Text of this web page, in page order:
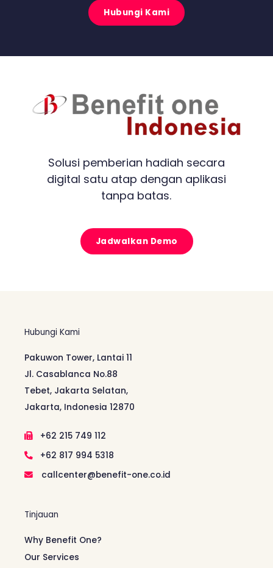
Hubungi Kami
Solusi pemberian hadiah secara
digital satu atap dengan aplikasi
tanpa batas.
Jadwalkan Demo
Hubungi Kami
Pakuwon Tower, Lantai 11
Jl. Casablanca No.88
Tebet, Jakarta Selatan,
Jakarta, Indonesia 12870
+62 215 749 112
+62 817 994 5318
callcenter@benefit-one.co.id
Tinjauan
Why Benefit One?
Our Services